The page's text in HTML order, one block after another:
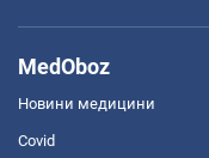
MedOboz
Новини медицини
Covid